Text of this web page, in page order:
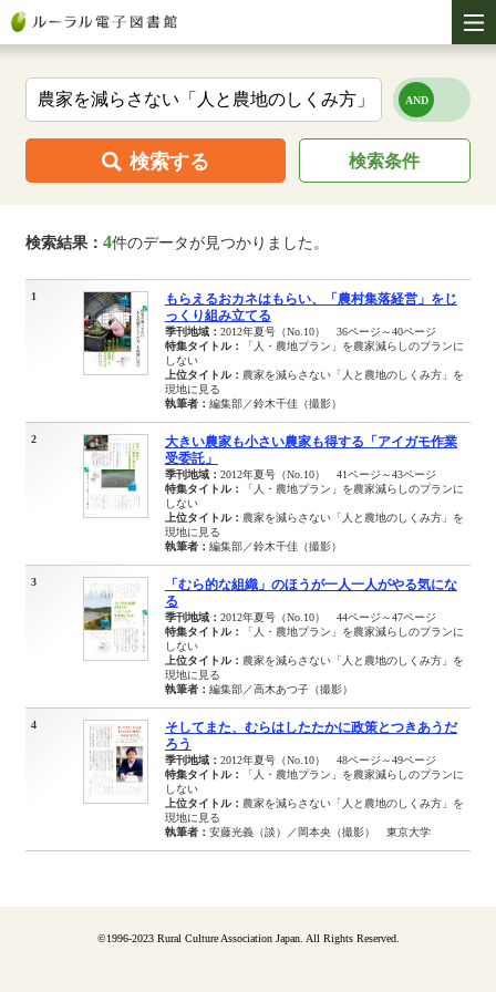
検索する 検索条件
検索結果： 4件のデータが見つかりました。
1
もらえるおカネはもらい、「農村集落経営」をじ
っくり組み立てる
季刊地域： 2012年夏号（No.10） 36ページ～40ページ
特集タイトル：
「人・農地プラン」を農家減らしのプランに
しない
上位タイトル： 農家を減らさない「人と農地のしくみ方」を
現地に見る
執筆者： 編集部／鈴木千佳（撮影）
2
大きい農家も小さい農家も得する「アイガモ作業
受委託」
季刊地域： 2012年夏号（No.10） 41ページ～43ページ
特集タイトル：
「人・農地プラン」を農家減らしのプランに
しない
上位タイトル： 農家を減らさない「人と農地のしくみ方」を
現地に見る
執筆者： 編集部／鈴木千佳（撮影）
3
「むら的な組織」のほうが一人一人がやる気にな
る
季刊地域： 2012年夏号（No.10） 44ページ～47ページ
特集タイトル：
「人・農地プラン」を農家減らしのプランに
しない
上位タイトル： 農家を減らさない「人と農地のしくみ方」を
現地に見る
執筆者： 編集部／高木あつ子（撮影）
4
そしてまた、むらはしたたかに政策とつきあうだ
ろう
季刊地域： 2012年夏号（No.10） 48ページ～49ページ
特集タイトル：
「人・農地プラン」を農家減らしのプランに
しない
上位タイトル： 農家を減らさない「人と農地のしくみ方」を
現地に見る
執筆者： 安藤光義（談）／岡本央（撮影） 東京大学
©1996-2023 Rural Culture Association Japan. All Rights Reserved.